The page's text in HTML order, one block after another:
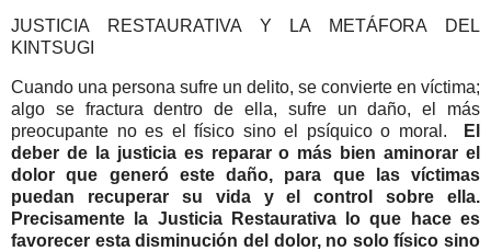
JUSTICIA RESTAURATIVA Y LA METÁFORA DEL
KINTSUGI
Cuando una persona sufre un delito, se convierte en víctima;
algo se fractura dentro de ella, sufre un daño, el más
preocupante no es el físico sino el psíquico o moral.
El
deber de la justicia es reparar o más bien aminorar el
dolor que generó este daño, para que las víctimas
puedan recuperar su vida y el control sobre ella.
Precisamente la Justicia Restaurativa lo que hace es
favorecer esta disminución del dolor, no solo físico sino